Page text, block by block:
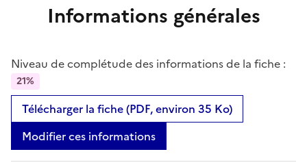
Informations générales
Niveau de complétude des informations de la fiche :
21%
Télécharger la fiche (PDF, environ 35 Ko)
Modifier ces informations